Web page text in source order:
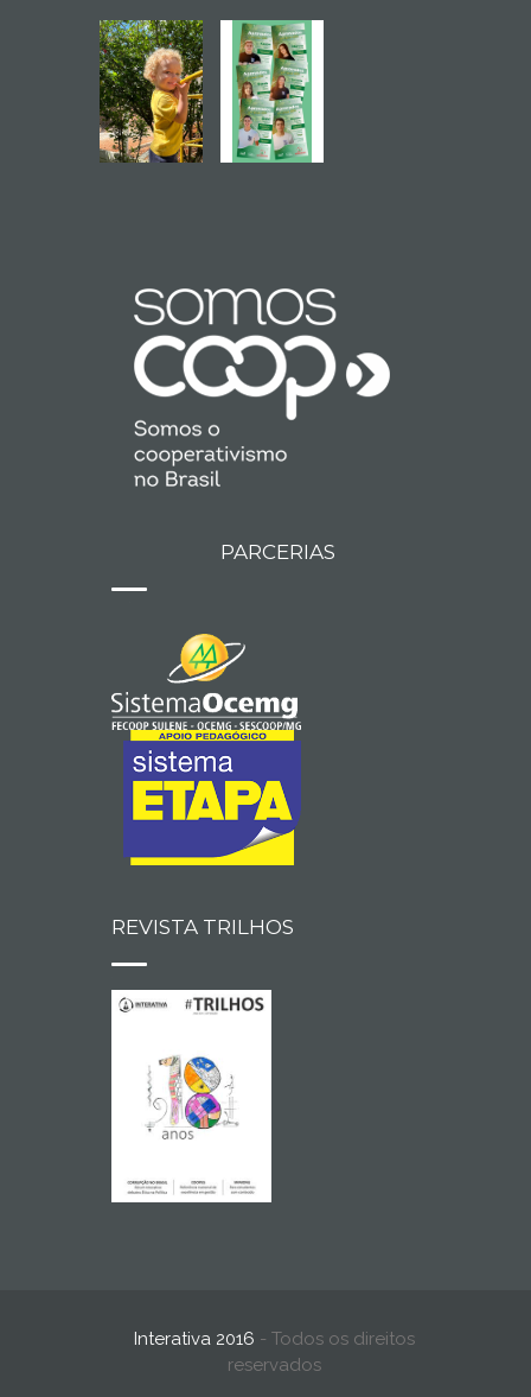
PARCERIAS
REVISTA TRILHOS
Interativa 2016 - Todos os direitos
reservados